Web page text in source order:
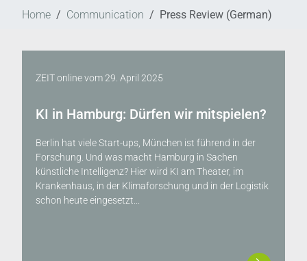
Home Communication Press Review (German)
ZEIT onlinevom29. April 2025
KI in Hamburg: Dürfen wir mitspielen?
Berlin hat viele Start-ups, München ist führend in der
Forschung. Und was macht Hamburg in Sachen
künstliche Intelligenz? Hier wird KI am Theater, im
Krankenhaus, in der Klimaforschung und in der Logistik
schon heute eingesetzt...